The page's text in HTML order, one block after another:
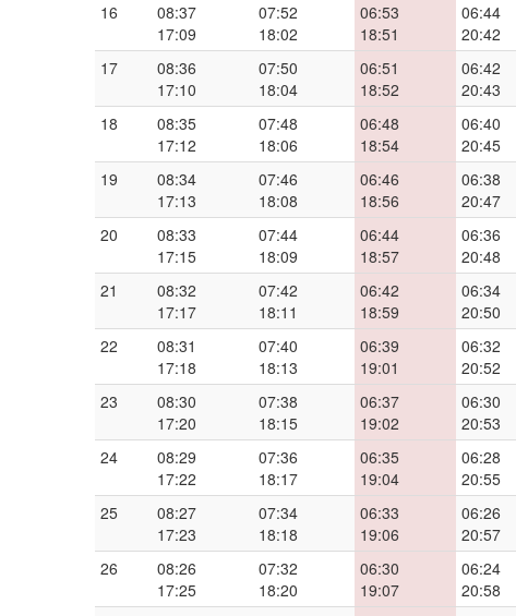
16
08:37
17:09
07:52
18:02
06:53
18:51
06:44
20:42
17
08:36
17:10
07:50
18:04
06:51
18:52
06:42
20:43
18
08:35
17:12
07:48
18:06
06:48
18:54
06:40
20:45
19
08:34
17:13
07:46
18:08
06:46
18:56
06:38
20:47
20
08:33
17:15
07:44
18:09
06:44
18:57
06:36
20:48
21
08:32
17:17
07:42
18:11
06:42
18:59
06:34
20:50
22
08:31
17:18
07:40
18:13
06:39
19:01
06:32
20:52
23
08:30
17:20
07:38
18:15
06:37
19:02
06:30
20:53
24
08:29
17:22
07:36
18:17
06:35
19:04
06:28
20:55
25
08:27
17:23
07:34
18:18
06:33
19:06
06:26
20:57
26
08:26
17:25
07:32
18:20
06:30
19:07
06:24
20:58